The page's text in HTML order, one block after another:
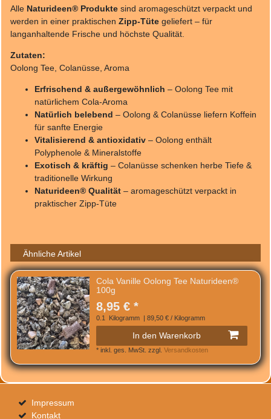
Alle Naturideen® Produkte sind aromageschützt verpackt und
werden in einer praktischen Zipp-Tüte geliefert – für
langanhaltende Frische und höchste Qualität.
Zutaten:
Oolong Tee, Colanüsse, Aroma
Erfrischend & außergewöhnlich – Oolong Tee mit
natürlichem Cola-Aroma
Natürlich belebend – Oolong & Colanüsse liefern Koffein
für sanfte Energie
Vitalisierend & antioxidativ – Oolong enthält
Polyphenole & Mineralstoffe
Exotisch & kräftig – Colanüsse schenken herbe Tiefe &
traditionelle Wirkung
Naturideen® Qualität – aromageschützt verpackt in
praktischer Zipp-Tüte
Ähnliche Artikel
Cola Vanille Oolong Tee Naturideen®
100g
8,95 € *
0.1 Kilogramm | 89,50 € / Kilogramm
In den Warenkorb
* inkl. ges. MwSt. zzgl. Versandkosten
Impressum
Kontakt